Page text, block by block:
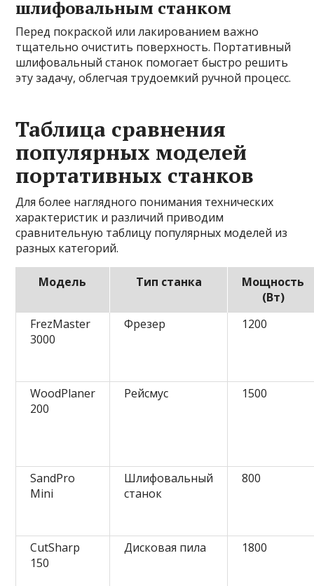
шлифовальным станком
Перед покраской или лакированием важно
тщательно очистить поверхность. Портативный
шлифовальный станок помогает быстро решить
эту задачу, облегчая трудоемкий ручной процесс.
Таблица сравнения
популярных моделей
портативных станков
Для более наглядного понимания технических
характеристик и различий приводим
сравнительную таблицу популярных моделей из
разных категорий.
Модель Тип станка
Мощность
(Вт)
FrezMaster
3000
Фрезер 1200
WoodPlaner
200
Рейсмус 1500
SandPro
Mini
Шлифовальный
станок
800
CutSharp
150
Дисковая пила 1800